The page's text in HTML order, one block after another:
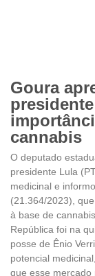
Goura
cannabis
O deputado
presidente Lula
medicinal e
(21.364/2023),
à base de
República foi na
posse de Ênio
potencial
que esse mercado